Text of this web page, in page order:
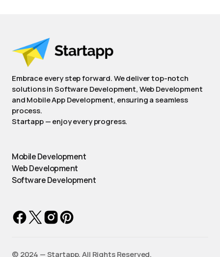
Embrace every step forward. We deliver top-notch
solutions in Software Development, Web Development
and Mobile App Development, ensuring a seamless
process.
Startapp — enjoy every progress.
Mobile Development
Web Development
Software Development
©️ 2024 — Startapp. All Rights Reserved.